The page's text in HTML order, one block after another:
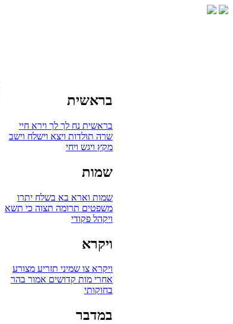
בראשית
בראשית נח לך לך וירא חיי
שרה תולדות ויצא וישלח וישב
מקץ ויגש ויחי
שמות
שמות וארא בא בשלח יתרו
משפטים תרומה תצוה כי תשא
ויקהל פקודי
ויקרא
ויקרא צו שמיני תזריע מצורע
אחרי מות קדושים אמור בהר
בחוקותי
במדבר